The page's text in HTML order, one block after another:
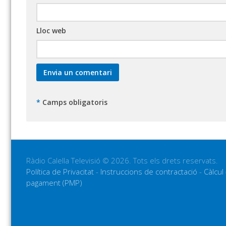
Lloc web
* Camps obligatoris
Ràdio Calella Televisió © 2026. Tots els drets reservats.
Política de Privacitat - Instruccions de contractació -
pagament (PMP)